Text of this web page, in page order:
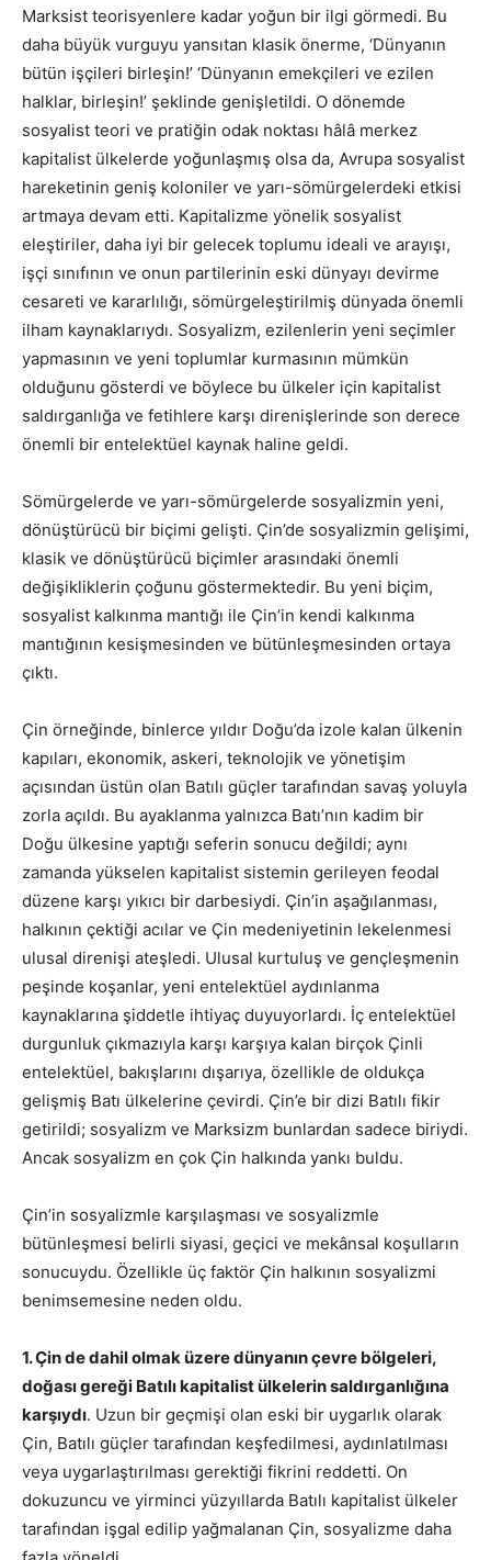
Marksist teorisyenlere kadar yoğun bir ilgi görmedi. Bu
daha büyük vurguyu yansıtan klasik önerme, ‘Dünyanın
bütün işçileri birleşin!’ ‘Dünyanın emekçileri ve ezilen
halklar, birleşin!’ şeklinde genişletildi. O dönemde
sosyalist teori ve pratiğin odak noktası hâlâ merkez
kapitalist ülkelerde yoğunlaşmış olsa da, Avrupa sosyalist
hareketinin geniş koloniler ve yarı-sömürgelerdeki etkisi
artmaya devam etti. Kapitalizme yönelik sosyalist
eleştiriler, daha iyi bir gelecek toplumu ideali ve arayışı,
işçi sınıfının ve onun partilerinin eski dünyayı devirme
cesareti ve kararlılığı, sömürgeleştirilmiş dünyada önemli
ilham kaynaklarıydı. Sosyalizm, ezilenlerin yeni seçimler
yapmasının ve yeni toplumlar kurmasının mümkün
olduğunu gösterdi ve böylece bu ülkeler için kapitalist
saldırganlığa ve fetihlere karşı direnişlerinde son derece
önemli bir entelektüel kaynak haline geldi.
Sömürgelerde ve yarı-sömürgelerde sosyalizmin yeni,
dönüştürücü bir biçimi gelişti. Çin’de sosyalizmin gelişimi,
klasik ve dönüştürücü biçimler arasındaki önemli
değişikliklerin çoğunu göstermektedir. Bu yeni biçim,
sosyalist kalkınma mantığı ile Çin’in kendi kalkınma
mantığının kesişmesinden ve bütünleşmesinden ortaya
çıktı.
Çin örneğinde, binlerce yıldır Doğu’da izole kalan ülkenin
kapıları, ekonomik, askeri, teknolojik ve yönetişim
açısından üstün olan Batılı güçler tarafından savaş yoluyla
zorla açıldı. Bu ayaklanma yalnızca Batı’nın kadim bir
Doğu ülkesine yaptığı seferin sonucu değildi; aynı
zamanda yükselen kapitalist sistemin gerileyen feodal
düzene karşı yıkıcı bir darbesiydi. Çin’in aşağılanması,
halkının çektiği acılar ve Çin medeniyetinin lekelenmesi
ulusal direnişi ateşledi. Ulusal kurtuluş ve gençleşmenin
peşinde koşanlar, yeni entelektüel aydınlanma
kaynaklarına şiddetle ihtiyaç duyuyorlardı. İç entelektüel
durgunluk çıkmazıyla karşı karşıya kalan birçok Çinli
entelektüel, bakışlarını dışarıya, özellikle de oldukça
gelişmiş Batı ülkelerine çevirdi. Çin’e bir dizi Batılı fikir
getirildi; sosyalizm ve Marksizm bunlardan sadece biriydi.
Ancak sosyalizm en çok Çin halkında yankı buldu.
Çin’in sosyalizmle karşılaşması ve sosyalizmle
bütünleşmesi belirli siyasi, geçici ve mekânsal koşulların
sonucuydu. Özellikle üç faktör Çin halkının sosyalizmi
benimsemesine neden oldu.
1. Çin de dahil olmak üzere dünyanın çevre bölgeleri,
doğası gereği Batılı kapitalist ülkelerin saldırganlığına
karşıydı. Uzun bir geçmişi olan eski bir uygarlık olarak
Çin, Batılı güçler tarafından keşfedilmesi, aydınlatılması
veya uygarlaştırılması gerektiği fikrini reddetti. On
dokuzuncu ve yirminci yüzyıllarda Batılı kapitalist ülkeler
tarafından işgal edilip yağmalanan Çin, sosyalizme daha